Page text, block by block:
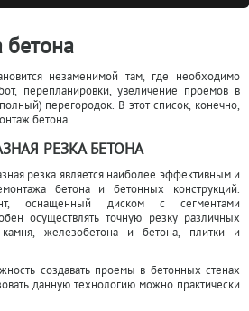
бетона
незаменимой там, где необходимо
перепланировки, увеличение проемов в
перегородок. В этот список, конечно,
бетона.
РЕЗКА БЕТОНА
резка является наиболее эффективным и
бетона и бетонных конструкций.
оснащенный диском с сегментами
осуществлять точную резку различных
камня, железобетона и бетона, плитки и
создавать проемы в бетонных стенах
данную технологию можно практически